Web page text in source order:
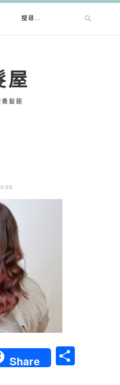
關
屋
髮館
Share
分